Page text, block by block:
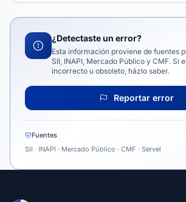
¿Detectaste un error?
Esta información proviene de fuentes
SII, INAPI, Mercado Público y CMF. Si
incorrecto u obsoleto, házlo saber.
Reportar error
Fuentes
SII · INAPI · Mercado Público · CMF · Servel